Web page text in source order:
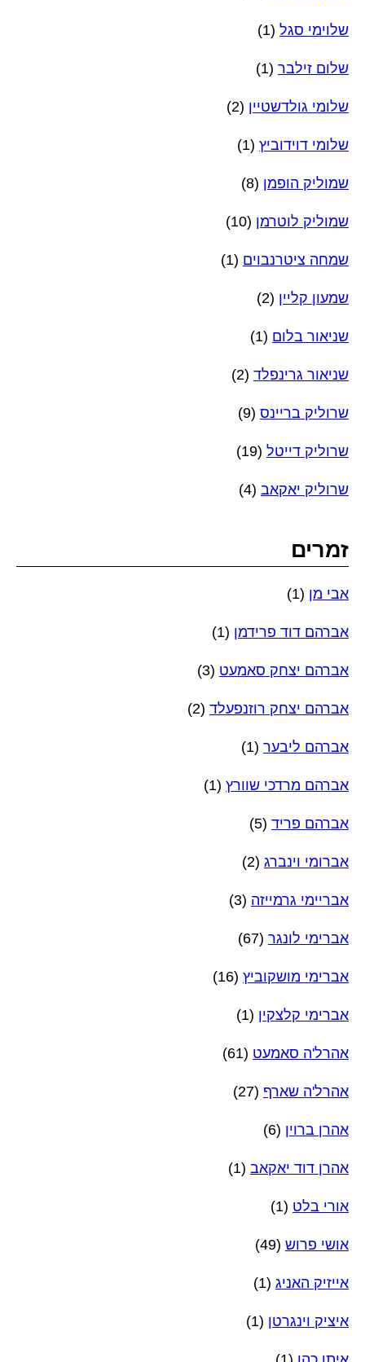
שלוימי סגל (1)
שלום זילבר (1)
שלומי גולדשטיין (2)
שלומי דוידוביץ (1)
שמוליק הופמן (8)
שמוליק לוטרמן (10)
שמחה ציטרנבוים (1)
שמעון קליין (2)
שניאור בלום (1)
שניאור גרינפלד (2)
שרוליק בריינס (9)
שרוליק דייטל (19)
שרוליק יאקאב (4)
זמרים
אבי מן (1)
אברהם דוד פרידמן (1)
אברהם יצחק סאמעט (3)
אברהם יצחק רוזנפעלד (2)
אברהם ליבער (1)
אברהם מרדכי שוורץ (1)
אברהם פריד (5)
אברומי וינברג (2)
אבריימי גרמייזה (3)
אברימי לונגר (67)
אברימי מושקוביץ (16)
אברימי קלצקין (1)
אהרל'ה סאמעט (61)
אהרל'ה שארף (27)
אהרן ברוין (6)
אהרן דוד יאקאב (1)
אורי בלט (1)
אושי פרוש (49)
אייזיק האניג (1)
איציק וינגרטן (1)